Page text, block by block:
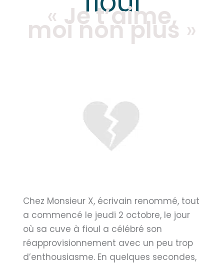
«Je t’aime,
moi non plus »
Chez Monsieur X, écrivain renommé, tout
a commencé le jeudi 2 octobre, le jour
où sa cuve à fioul a célébré son
réapprovisionnement avec un peu trop
d’enthousiasme. En quelques secondes,